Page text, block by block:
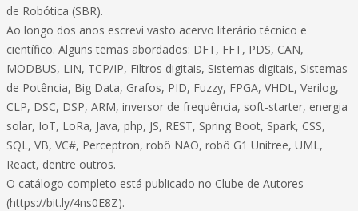
de Robótica (SBR).
Ao longo dos anos escrevi vasto acervo literário técnico e
científico. Alguns temas abordados: DFT, FFT, PDS, CAN,
MODBUS, LIN, TCP/IP, Filtros digitais, Sistemas digitais, Sistemas
de Potência, Big Data, Grafos, PID, Fuzzy, FPGA, VHDL, Verilog,
CLP, DSC, DSP, ARM, inversor de frequência, soft-starter, energia
solar, IoT, LoRa, Java, php, JS, REST, Spring Boot, Spark, CSS,
SQL, VB, VC#, Perceptron, robô NAO, robô G1 Unitree, UML,
React, dentre outros.
O catálogo completo está publicado no Clube de Autores
(https://bit.ly/4ns0E8Z).